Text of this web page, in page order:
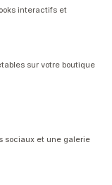
interactifs et
sur votre boutique
sociaux et une galerie